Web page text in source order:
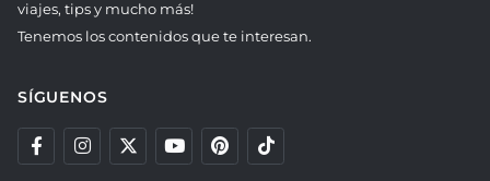
viajes, tips y mucho más!
Tenemos los contenidos que te interesan.
SÍGUENOS